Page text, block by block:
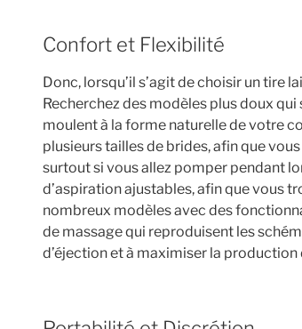
Confort et Flexibilité
Donc, lorsqu’il s’agit de choisir un
Recherchez des modèles plus doux
moulent à la forme naturelle de votre
plusieurs tailles de brides, afin que
surtout si vous allez pomper pendant
d’aspiration ajustables, afin que vous
nombreux modèles avec des
de massage qui reproduisent les
d’éjection et à maximiser la production